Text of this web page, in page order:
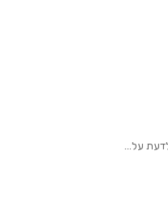
על...